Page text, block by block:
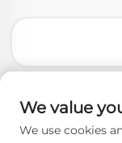
We value
We use cookies